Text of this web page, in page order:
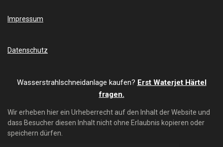
k
Impressum
Datenschutz
Wasserstrahlschneidanlage kaufen? Erst Waterjet Härtel
fragen.
Wir erheben hier ein Urheberrecht auf den Inhalt der Website und
dass Besucher diesen Inhalt nicht ohne Erlaubnis kopieren oder
speichern dürfen.